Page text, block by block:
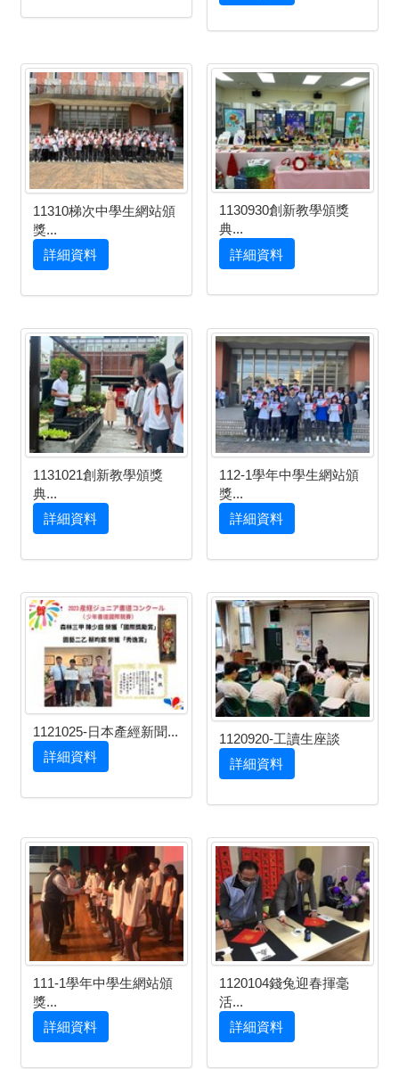
11310梯次中學生網站頒
獎...
詳細資料
1130930創新教學頒獎
典...
詳細資料
1131021創新教學頒獎
典...
詳細資料
112-1學年中學生網站頒
獎...
詳細資料
1121025-日本產經新聞...
詳細資料
1120920-工讀生座談
詳細資料
111-1學年中學生網站頒
獎...
詳細資料
1120104錢兔迎春揮毫
活...
詳細資料